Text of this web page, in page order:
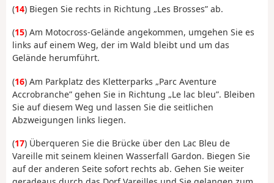
(14) Biegen Sie rechts in Richtung „Les Brosses” ab.
(15) Am Motocross-Gelände angekommen, umgehen Sie es
links auf einem Weg, der im Wald bleibt und um das
Gelände herumführt.
(16) Am Parkplatz des Kletterparks „Parc Aventure
Accrobranche” gehen Sie in Richtung „Le lac bleu”. Bleiben
Sie auf diesem Weg und lassen Sie die seitlichen
Abzweigungen links liegen.
(17) Überqueren Sie die Brücke über den Lac Bleu de
Vareille mit seinem kleinen Wasserfall Gardon. Biegen Sie
auf der anderen Seite sofort rechts ab. Gehen Sie weiter